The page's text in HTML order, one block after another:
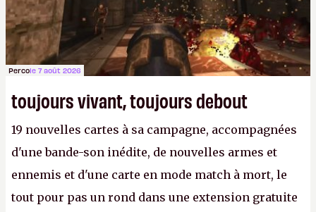
Percole 7 août 2026
toujours vivant, toujours debout
19 nouvelles cartes à sa campagne, accompagnées
d'une bande-son inédite, de nouvelles armes et
ennemis et d'une carte en mode match à mort, le
tout pour pas un rond dans une extension gratuite